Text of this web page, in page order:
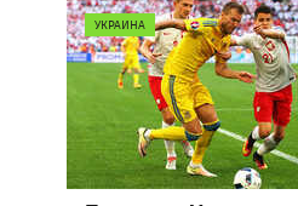
УКРАИНА